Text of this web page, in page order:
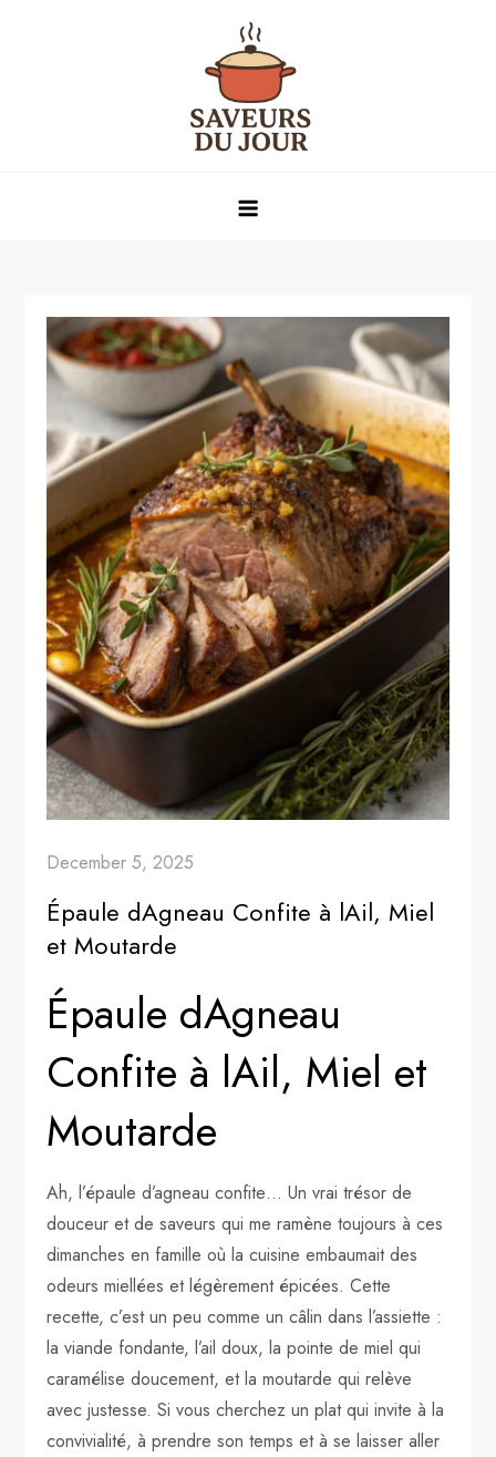
December 5, 2025
Épaule dAgneau Confite à lAil, Miel
et Moutarde
Épaule dAgneau
Confite à lAil, Miel et
Moutarde
Ah, l’épaule d’agneau confite… Un vrai trésor de
douceur et de saveurs qui me ramène toujours à ces
dimanches en famille où la cuisine embaumait des
odeurs miellées et légèrement épicées. Cette
recette, c’est un peu comme un câlin dans l’assiette :
la viande fondante, l’ail doux, la pointe de miel qui
caramélise doucement, et la moutarde qui relève
avec justesse. Si vous cherchez un plat qui invite à la
convivialité, à prendre son temps et à se laisser aller